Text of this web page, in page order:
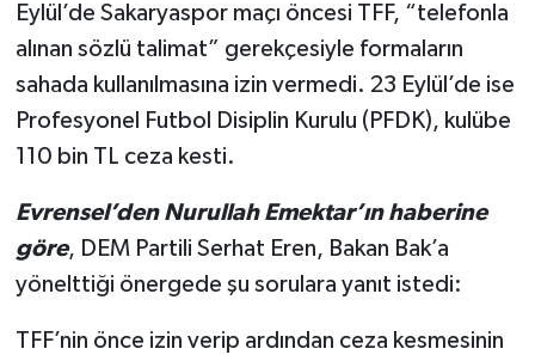
Eylül’de Sakaryaspor maçı öncesi TFF, “telefonla
alınan sözlü talimat” gerekçesiyle formaların
sahada kullanılmasına izin vermedi. 23 Eylül’de ise
Profesyonel Futbol Disiplin Kurulu (PFDK), kulübe
110 bin TL ceza kesti.
Evrensel’den Nurullah Emektar’ın haberine
göre, DEM Partili Serhat Eren, Bakan Bak’a
yönelttiği önergede şu sorulara yanıt istedi:
TFF’nin önce izin verip ardından ceza kesmesinin